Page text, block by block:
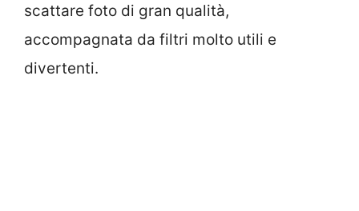
scattare foto di gran qualità,
accompagnata da filtri molto utili e
divertenti.